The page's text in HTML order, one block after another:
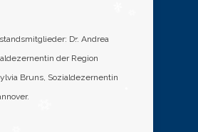
Dr. Andrea
der Region
Bruns, Sozialdezernentin